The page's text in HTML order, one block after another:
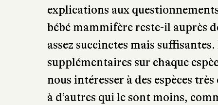
explications aux
bébé mammifère reste-il auprès
assez succinctes mais
supplémentaires sur chaque
nous intéresser à des espèces
à d’autres qui le sont moins,